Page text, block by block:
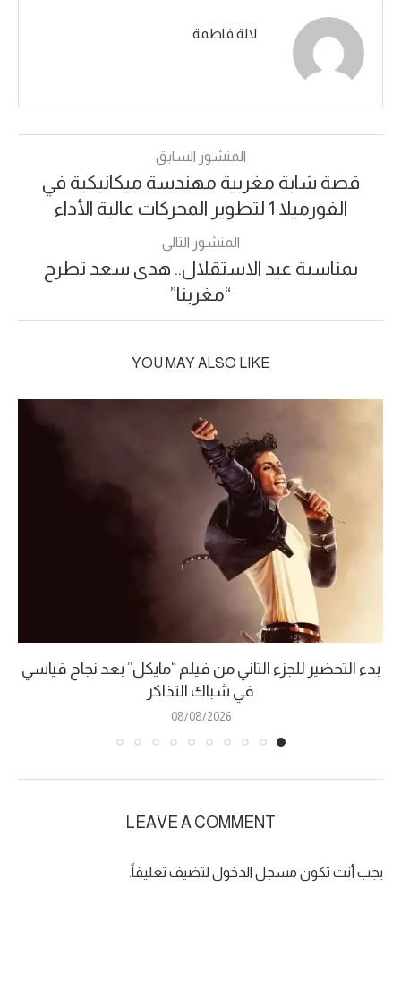
لالة فاطمة
المنشور السابق
قصة شابة مغربية مهندسة ميكانيكية في
الفورميلا 1 لتطوير المحركات عالية الأداء
المنشور التالي
بمناسبة عيد الاستقلال.. هدى سعد تطرح
“مغربنا”
YOU MAY ALSO LIKE
بدء التحضير للجزء الثاني من فيلم “مايكل” بعد نجاح قياسي
في شباك التذاكر
08/08/2026
LEAVE A COMMENT
يجب أنت تكون مسجل الدخول لتضيف تعليقاً.